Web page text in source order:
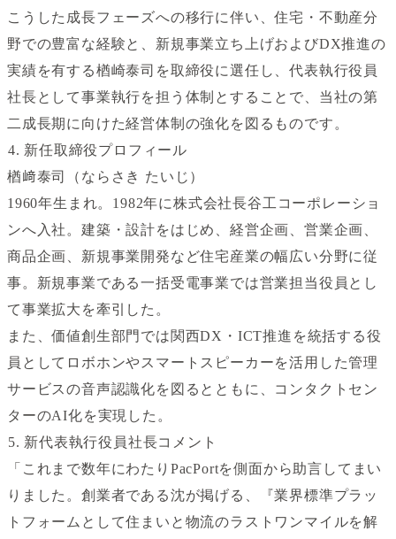
こうした成長フェーズへの移行に伴い、住宅・不動産分
野での豊富な経験と、新規事業立ち上げおよびDX推進の
実績を有する楢崎泰司を取締役に選任し、代表執行役員
社長として事業執行を担う体制とすることで、当社の第
二成長期に向けた経営体制の強化を図るものです。
新任取締役プロフィール
楢﨑泰司（ならさき たいじ）
1960年生まれ。1982年に株式会社長谷工コーポレーショ
ンへ入社。建築・設計をはじめ、経営企画、営業企画、
商品企画、新規事業開発など住宅産業の幅広い分野に従
事。新規事業である一括受電事業では営業担当役員とし
て事業拡大を牽引した。
また、価値創生部門では関西DX・ICT推進を統括する役
員としてロボホンやスマートスピーカーを活用した管理
サービスの音声認識化を図るとともに、コンタクトセン
ターのAI化を実現した。
新代表執行役員社長コメント
「これまで数年にわたりPacPortを側面から助言してまい
りました。創業者である沈が掲げる、『業界標準プラッ
トフォームとして住まいと物流のラストワンマイルを解